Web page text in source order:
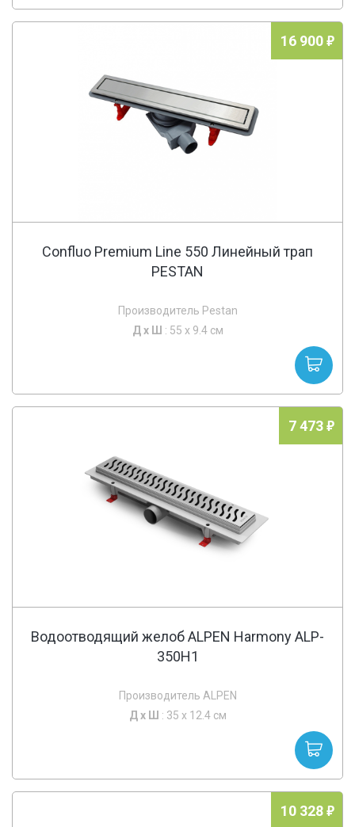
16 900
Confluo Premium Line 550 Линейный трап
PESTAN
Производитель Pestan
Д х Ш : 55 x 9.4 см
7 473
Водоотводящий желоб ALPEN Harmony ALP-
350H1
Производитель ALPEN
Д х Ш : 35 x 12.4 см
10 328